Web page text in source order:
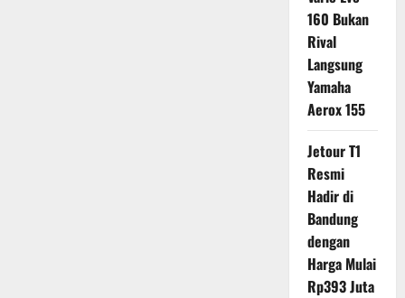
160 Bukan
Rival
Langsung
Yamaha
Aerox 155
Jetour T1
Resmi
Hadir di
Bandung
dengan
Harga Mulai
Rp393 Juta